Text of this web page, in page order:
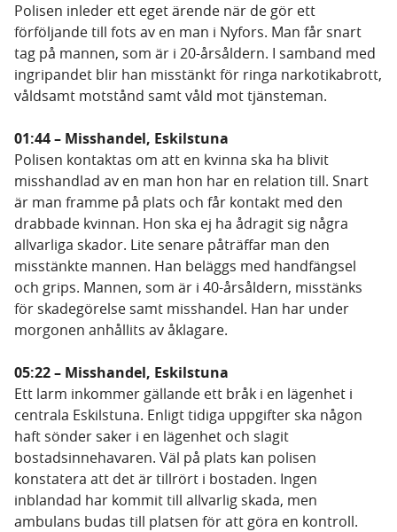
Polisen inleder ett eget ärende när de gör ett
förföljande till fots av en man i Nyfors. Man får snart
tag på mannen, som är i 20-årsåldern. I samband med
ingripandet blir han misstänkt för ringa narkotikabrott,
våldsamt motstånd samt våld mot tjänsteman.
01:44 – Misshandel, Eskilstuna
Polisen kontaktas om att en kvinna ska ha blivit
misshandlad av en man hon har en relation till. Snart
är man framme på plats och får kontakt med den
drabbade kvinnan. Hon ska ej ha ådragit sig några
allvarliga skador. Lite senare påträffar man den
misstänkte mannen. Han beläggs med handfängsel
och grips. Mannen, som är i 40-årsåldern, misstänks
för skadegörelse samt misshandel. Han har under
morgonen anhållits av åklagare.
05:22 – Misshandel, Eskilstuna
Ett larm inkommer gällande ett bråk i en lägenhet i
centrala Eskilstuna. Enligt tidiga uppgifter ska någon
haft sönder saker i en lägenhet och slagit
bostadsinnehavaren. Väl på plats kan polisen
konstatera att det är tillrört i bostaden. Ingen
inblandad har kommit till allvarlig skada, men
ambulans budas till platsen för att göra en kontroll.